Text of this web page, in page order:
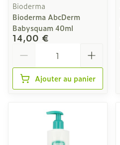
Bioderma
Bioderma AbcDerm
Babysquam 40ml
14,00 €
Ajouter au panier